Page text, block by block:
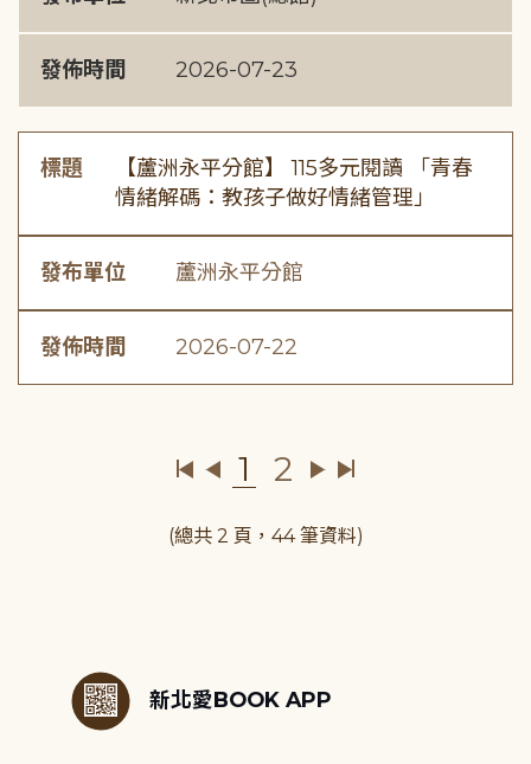
發佈時間 2026-07-23
標題
【蘆洲永平分館】 115多元閱讀 「青春
情緒解碼：教孩子做好情緒管理」
發布單位 蘆洲永平分館
發佈時間 2026-07-22
1 2
(總共 2 頁，44 筆資料)
新北愛BOOK APP